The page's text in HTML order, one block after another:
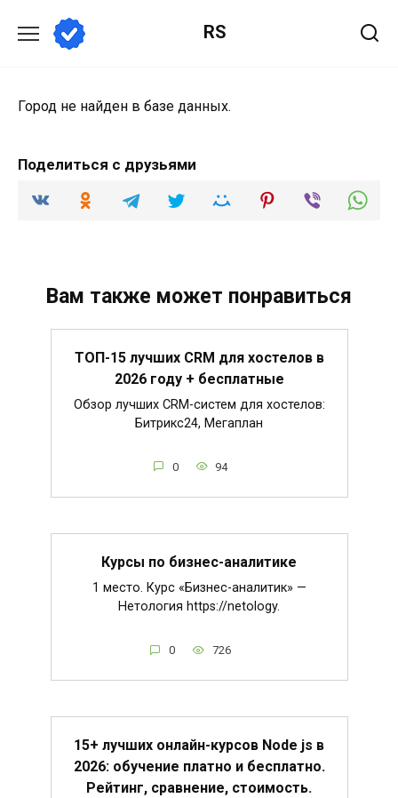
содержанию
RS
Город не найден в базе данных.
Поделиться с друзьями
Вам также может понравиться
ТОП-15 лучших CRM для хостелов в
2026 году + бесплатные
Обзор лучших CRM-систем для хостелов:
Битрикс24, Мегаплан
0 94
Курсы по бизнес-аналитике
1 место. Курс «Бизнес-аналитик» —
Нетология https://netology.
0 726
15+ лучших онлайн-курсов Node js в
2026: обучение платно и бесплатно.
Рейтинг, сравнение, стоимость.